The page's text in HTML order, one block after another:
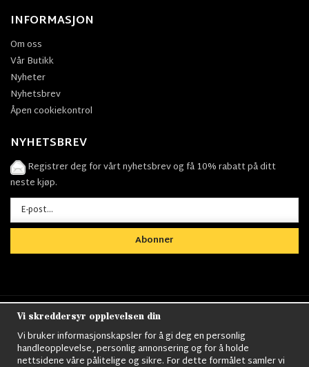
INFORMASJON
Om oss
Vår Butikk
Nyheter
Nyhetsbrev
Åpen cookiekontrol
NYHETSBREV
Registrer deg for vårt nyhetsbrev og få 10% rabatt på ditt
neste kjøp.
Abonner
Nordens största utbud av
kläder,Militärtöverskott, Militärutrustning, Ordningsvakt
utrustning,väktarkläder,Militärbyxor,Militärjackor,M65
Jackor,Bomberjackor,Militärkängor,Militära Ryggsäckar,Vintage Army
Vi skreddersyr opplevelsen din
Vi bruker informasjonskapsler for å gi deg en personlig
handleopplevelse, personlig annonsering og for å holde
nettsidene våre pålitelige og sikre. For dette formålet samler vi